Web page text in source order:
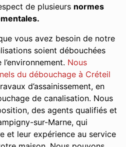
de plusieurs normes
vous avez besoin de notre
soient débouchées
Nous
du débouchage à Créteil
d’assainissement, en
de canalisation. Nous
des agents qualifiés et
sur-Marne, qui
et leur expérience au service